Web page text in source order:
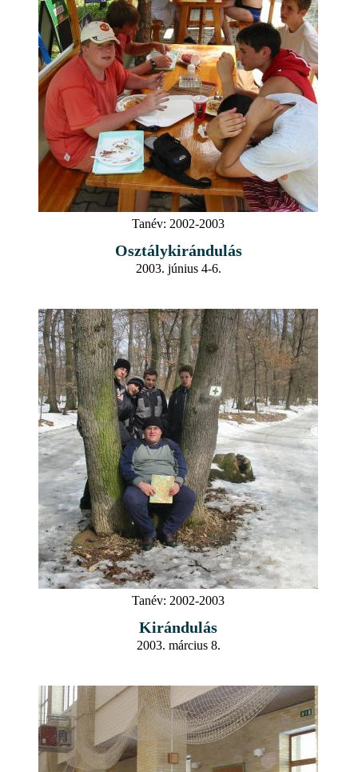
Tanév: 2002-2003
Osztálykirándulás
2003. június 4-6.
Tanév: 2002-2003
Kirándulás
2003. március 8.